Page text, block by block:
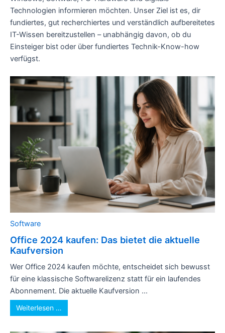
Technologien informieren möchten. Unser Ziel ist es, dir
fundiertes, gut recherchiertes und verständlich aufbereitetes
IT-Wissen bereitzustellen – unabhängig davon, ob du
Einsteiger bist oder über fundiertes Technik-Know-how
verfügst.
Software
Office 2024 kaufen: Das bietet die aktuelle
Kaufversion
Wer Office 2024 kaufen möchte, entscheidet sich bewusst
für eine klassische Softwarelizenz statt für ein laufendes
Abonnement. Die aktuelle Kaufversion ...
Weiterlesen …